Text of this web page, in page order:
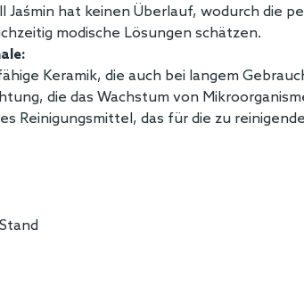
Jaśmin hat keinen Überlauf, wodurch
modische Lösungen schätzen.
Keramik, die auch bei langem
die das Wachstum von
Reinigungsmittel, das für die zu